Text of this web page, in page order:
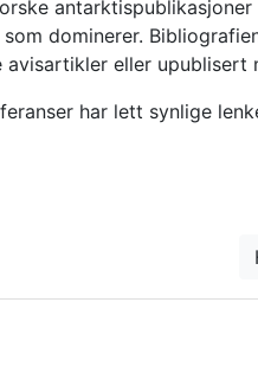
dominerer.
eller upublisert
har lett synlige